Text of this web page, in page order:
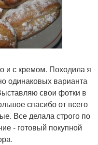
и с кремом. Походила я
одинаковых варианта
свои фотки в
спасибо от всего
Все делала строго по
- готовый покупной